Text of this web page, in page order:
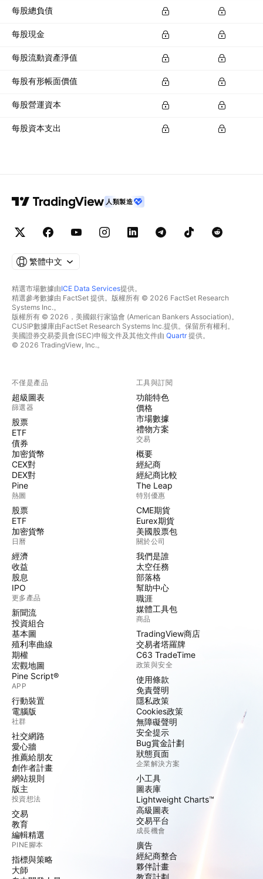
每股總負債
每股現金
每股流動資產淨值
每股有形帳面價值
每股營運資本
每股資本支出
人類製造
繁體中文
精選市場數據由ICE Data Services提供。
精選參考數據由 FactSet 提供。版權所有 © 2026 FactSet Research
Systems Inc.。
版權所有 © 2026，美國銀行家協會 (American Bankers Association)。
CUSIP數據庫由FactSet Research Systems Inc.提供。保留所有權利。
美國證券交易委員會(SEC)申報文件及其他文件由 Quartr提供。
© 2026 TradingView, Inc.。
不僅是產品
超級圖表
篩選器
股票
ETF
債券
加密貨幣
CEX對
DEX對
Pine
熱圖
股票
ETF
加密貨幣
日曆
經濟
收益
股息
IPO
更多產品
新聞流
投資組合
基本圖
殖利率曲線
期權
宏觀地圖
Pine Script®
APP
行動裝置
電腦版
社群
社交網路
愛心牆
推薦給朋友
創作者計畫
網站規則
版主
投資想法
交易
教育
編輯精選
PINE腳本
指標與策略
大師
工具與訂閱
功能特色
價格
市場數據
禮物方案
交易
概要
經紀商
經紀商比較
The Leap
特別優惠
CME期貨
Eurex期貨
美國股票包
關於公司
我們是誰
太空任務
部落格
幫助中心
職涯
媒體工具包
商品
TradingView商店
交易者塔羅牌
C63 TradeTime
政策與安全
使用條款
免責聲明
隱私政策
Cookies政策
無障礙聲明
安全提示
Bug賞金計劃
狀態頁面
企業解決方案
小工具
圖表庫
Lightweight Charts™
高級圖表
交易平台
成長機會
廣告
經紀商整合
夥伴計畫
教育計劃